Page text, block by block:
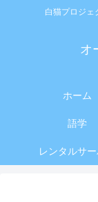
白猫プロジェ
オ
ホーム
語学
レンタルサ